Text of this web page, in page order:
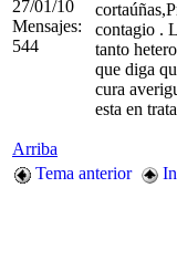
27/01/10
Mensajes:
544
contagio .
tanto
que diga
cura
esta en
Arriba
Tema anterior